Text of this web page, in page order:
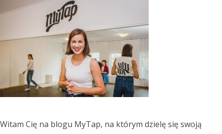
Witam Cię na blogu MyTap, na którym dzielę się swoją